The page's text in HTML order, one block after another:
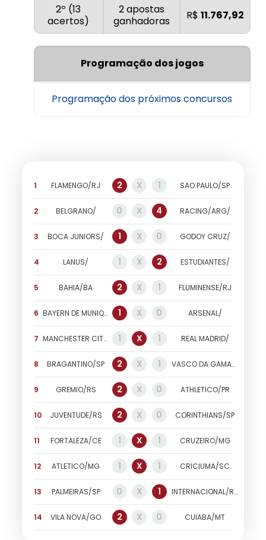
2º (13
acertos)
2 apostas
ganhadoras
R$ 11.767,92
Programação dos jogos
Programação dos próximos concursos
1 FLAMENGO/RJ 2 X 1 SAO PAULO/SP
2 BELGRANO/ 0 X 4 RACING/ARG/
3 BOCA JUNIORS/ 1 X 0 GODOY CRUZ/
4 LANUS/ 1 X 2 ESTUDIANTES/
5 BAHIA/BA 2 X 1 FLUMINENSE/RJ
6 BAYERN DE MUNIQUE/ 1 X 0 ARSENAL/
7 MANCHESTER CITY/ 1 X 1 REAL MADRID/
8 BRAGANTINO/SP 2 X 1 VASCO DA GAMA/RJ
9 GREMIO/RS 2 X 0 ATHLETICO/PR
10 JUVENTUDE/RS 2 X 0 CORINTHIANS/SP
11 FORTALEZA/CE 1 X 1 CRUZEIRO/MG
12 ATLETICO/MG 1 X 1 CRICIUMA/SC
13 PALMEIRAS/SP 0 X 1 INTERNACIONAL/RS
14 VILA NOVA/GO 2 X 0 CUIABA/MT